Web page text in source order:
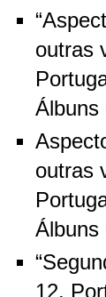
outras
Álbuns
outras
Álbuns
12.